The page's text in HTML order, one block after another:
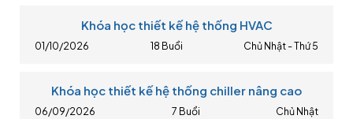
Khóa học thiết kế hệ thống HVAC
01/10/2026 18 Buổi Chủ Nhật - Thứ 5
Khóa học thiết kế hệ thống chiller nâng cao
06/09/2026 7 Buổi Chủ Nhật